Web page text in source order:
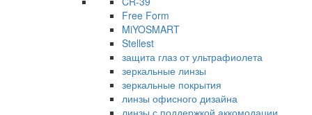
Free Form
MiYOSMART
Stellest
защита глаз от ультрафиолета
зеркальные линзы
зеркальные покрытия
линзы офисного дизайна